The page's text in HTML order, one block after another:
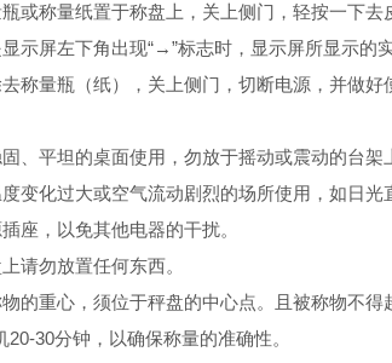
称量纸置于称盘上，关上侧门，轻按一下去
屏左下角出现“→”标志时，显示屏所显示的实
量瓶（纸），关上侧门，切断电源，并做好
平坦的桌面使用，勿放于摇动或震动的台架
化过大或空气流动剧烈的场所使用，如日光
，以免其他电器的干扰。
勿放置任何东西。
重心，须位于秤盘的中心点。且被称物不得
30分钟，以确保称量的准确性。